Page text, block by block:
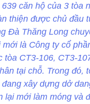
căn hộ của 3 tòa
thiện được chủ đầu
Đà Thăng Long
mới là Công ty cổ
CT3-106, CT3-
tại chỗ. Trong đó,
xây dựng dở
lại mới làm móng và